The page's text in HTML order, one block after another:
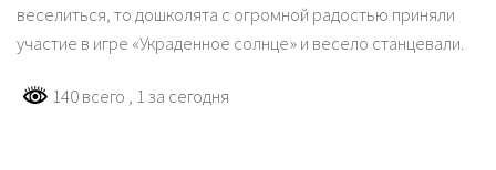
веселиться, то дошколята с огромной радостью приняли
участие в игре «Украденное солнце» и весело станцевали.
140 всего , 1 за сегодня